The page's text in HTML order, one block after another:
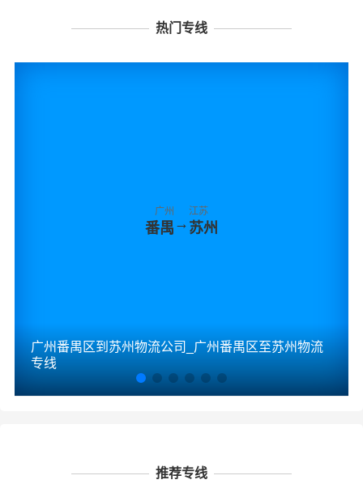
热门专线
广州
番禺 →
江苏
苏州
广州番禺区到苏州物流公司_广州番禺区至苏州物流
专线
推荐专线